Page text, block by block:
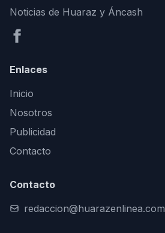
Noticias de Huaraz y Áncash
Enlaces
Inicio
Nosotros
Publicidad
Contacto
Contacto
redaccion@huarazenlinea.com